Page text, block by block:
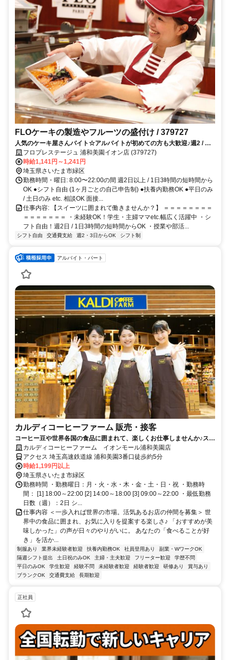
FLOケーキの製造やフルーツの盛付け / 379727
人気のケーキ屋さんバイト☆アルバイトが初めての方も大歓迎♪週2 / 短
時間OK!!
フロプレステージュ 浦和美園イオン店 (379727)
時給1,141円～1,241円
埼玉県さいたま市緑区
勤務時間・曜日: 8:00〜22:00の間 週2日以上 / 1日3時間の短時間から
OK ●シフト自由 (1ヶ月ごとの自己申告制) ●扶養内勤務OK ●平日のみ
/ 土日のみ etc. 相談OK 面接...
仕事内容: 【スイーツに囲まれて働きませんか？】 ＝＝＝＝＝＝＝＝
＝＝＝＝＝＝＝ ・未経験OK！学生・主婦ママetc.幅広く活躍中 ・シ
フト自由！週2日 / 1日3時間の短時間からOK ・授業や部活...
シフト自由 交通費支給 週2・3日からOK シフト制
アルバイト・パート
カルディコーヒーファーム 販売・接客
コーヒー豆や世界各国の食品に囲まれて、楽しくお仕事しませんか♪スタ
ッフ割引あり！未経験OK
カルディコーヒーファーム イオンモール浦和美園店
アクセス 埼玉高速鉄道線 浦和美園3番口徒歩約5分
時給1,199円以上
埼玉県さいたま市緑区
勤務時間 ・勤務曜日：月・火・水・木・金・土・日・祝 ・勤務時
間： [1] 18:00～22:00 [2] 14:00～18:00 [3] 09:00～22:00 ・最低勤務
日数（週）：2日 シ...
仕事内容 ＜一歩入れば世界の市場。活気あるお店の仲間を募集＞ 世
界中の食品に囲まれ、お気に入りを提案する楽しさ♪ 「おすすめが美
味しかった」の声が日々のやりがいに。 あなたの「食べることが好
き」を活か...
制服あり 業界未経験者歓迎 扶養内勤務OK 社員登用あり
副業・WワークOK
隔週シフト提出
土日祝のみOK 主婦・主夫歓迎 フリーター歓迎
学歴不問
平日のみOK
学生歓迎 経験不問 未経験者歓迎 経験者歓迎 研修あり
賞与あり
ブランクOK
交通費支給 長期歓迎
正社員